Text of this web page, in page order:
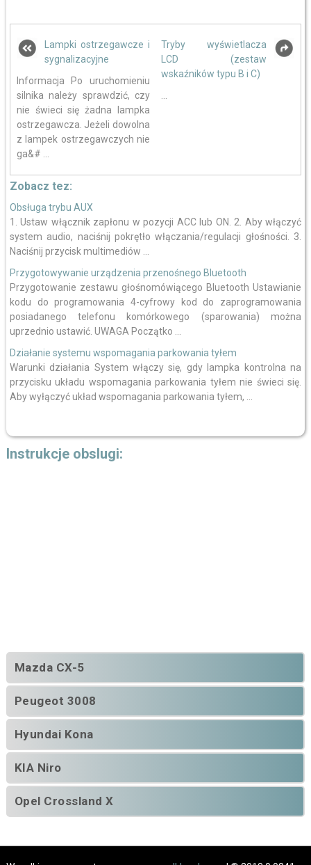
Lampki ostrzegawcze i
sygnalizacyjne
Informacja Po uruchomieniu
silnika należy sprawdzić, czy
nie świeci się żadna lampka
ostrzegawcza. Jeżeli dowolna
z lampek ostrzegawczych nie
ga&# ...
Tryby wyświetlacza
LCD (zestaw
wskaźników typu B i C)
Zobacz tez:
Obsługa trybu AUX
1. Ustaw włącznik zapłonu w pozycji ACC lub ON. 2. Aby włączyć
system audio, naciśnij pokrętło włączania/regulacji głośności. 3.
Naciśnij przycisk multimediów ...
Przygotowywanie urządzenia przenośnego Bluetooth
Przygotowanie zestawu głośnomówiącego Bluetooth Ustawianie
kodu do programowania 4-cyfrowy kod do zaprogramowania
posiadanego telefonu komórkowego (sparowania) można
uprzednio ustawić. UWAGA Początko ...
Działanie systemu wspomagania parkowania tyłem
Warunki działania System włączy się, gdy lampka kontrolna na
przycisku układu wspomagania parkowania tyłem nie świeci się.
Aby wyłączyć układ wspomagania parkowania tyłem, ...
Instrukcje obslugi:
Mazda CX-5
Peugeot 3008
Hyundai Kona
KIA Niro
Opel Crossland X